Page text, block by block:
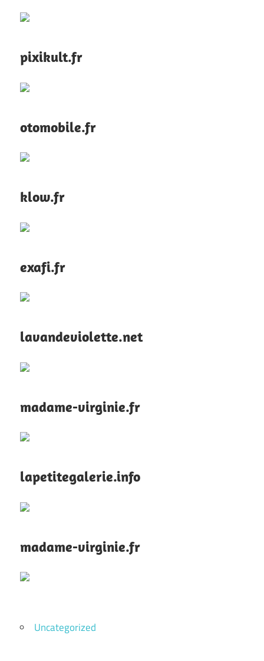
pixikult.fr
otomobile.fr
klow.fr
exafi.fr
lavandeviolette.net
madame-virginie.fr
lapetitegalerie.info
madame-virginie.fr
Uncategorized